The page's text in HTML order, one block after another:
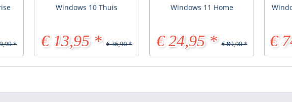
*
Windows 10 Thuis
€ 13,95 * € 36,90 *
Windows 11 Home
€ 24,95 * € 89,90 * €